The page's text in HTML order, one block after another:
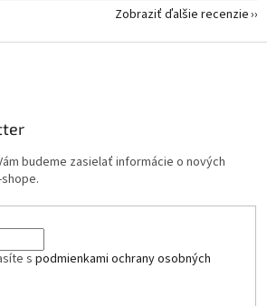
Zobraziť ďalšie recenzie
budeme zasielať informácie o nových
s podmienkami ochrany osobných